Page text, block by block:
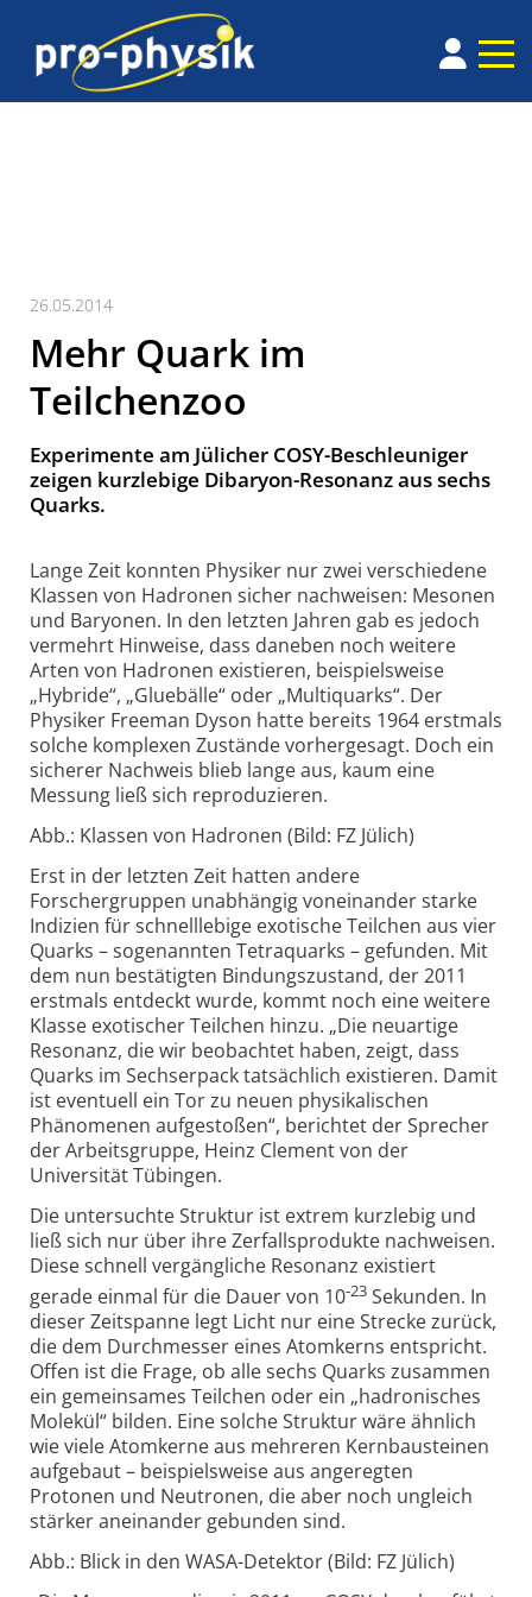
26.05.2014
Mehr Quark im
Teilchenzoo
Experimente am Jülicher COSY-Beschleuniger
zeigen kurzlebige Dibaryon-Resonanz aus sechs
Quarks.
Lange Zeit konnten Physiker nur zwei verschiedene
Klassen von Hadronen sicher nachweisen: Mesonen
und Baryonen. In den letzten Jahren gab es jedoch
vermehrt Hinweise, dass daneben noch weitere
Arten von Hadronen existieren, beispielsweise
„Hybride“, „Gluebälle“ oder „Multiquarks“. Der
Physiker Freeman Dyson hatte bereits 1964 erstmals
solche komplexen Zustände vorhergesagt. Doch ein
sicherer Nachweis blieb lange aus, kaum eine
Messung ließ sich reproduzieren.
Abb.: Klassen von Hadronen (Bild: FZ Jülich)
Erst in der letzten Zeit hatten andere
Forschergruppen unabhängig voneinander starke
Indizien für schnelllebige exotische Teilchen aus vier
Quarks – sogenannten Tetraquarks – gefunden. Mit
dem nun bestätigten Bindungszustand, der 2011
erstmals entdeckt wurde, kommt noch eine weitere
Klasse exotischer Teilchen hinzu. „Die neuartige
Resonanz, die wir beobachtet haben, zeigt, dass
Quarks im Sechserpack tatsächlich existieren. Damit
ist eventuell ein Tor zu neuen physikalischen
Phänomenen aufgestoßen“, berichtet der Sprecher
der Arbeitsgruppe, Heinz Clement von der
Universität Tübingen.
Die untersuchte Struktur ist extrem kurzlebig und
ließ sich nur über ihre Zerfallsprodukte nachweisen.
Diese schnell vergängliche Resonanz existiert
gerade einmal für die Dauer von 10-23 Sekunden. In
dieser Zeitspanne legt Licht nur eine Strecke zurück,
die dem Durchmesser eines Atomkerns entspricht.
Offen ist die Frage, ob alle sechs Quarks zusammen
ein gemeinsames Teilchen oder ein „hadronisches
Molekül“ bilden. Eine solche Struktur wäre ähnlich
wie viele Atomkerne aus mehreren Kernbausteinen
aufgebaut – beispielsweise aus angeregten
Protonen und Neutronen, die aber noch ungleich
stärker aneinander gebunden sind.
Abb.: Blick in den WASA-Detektor (Bild: FZ Jülich)